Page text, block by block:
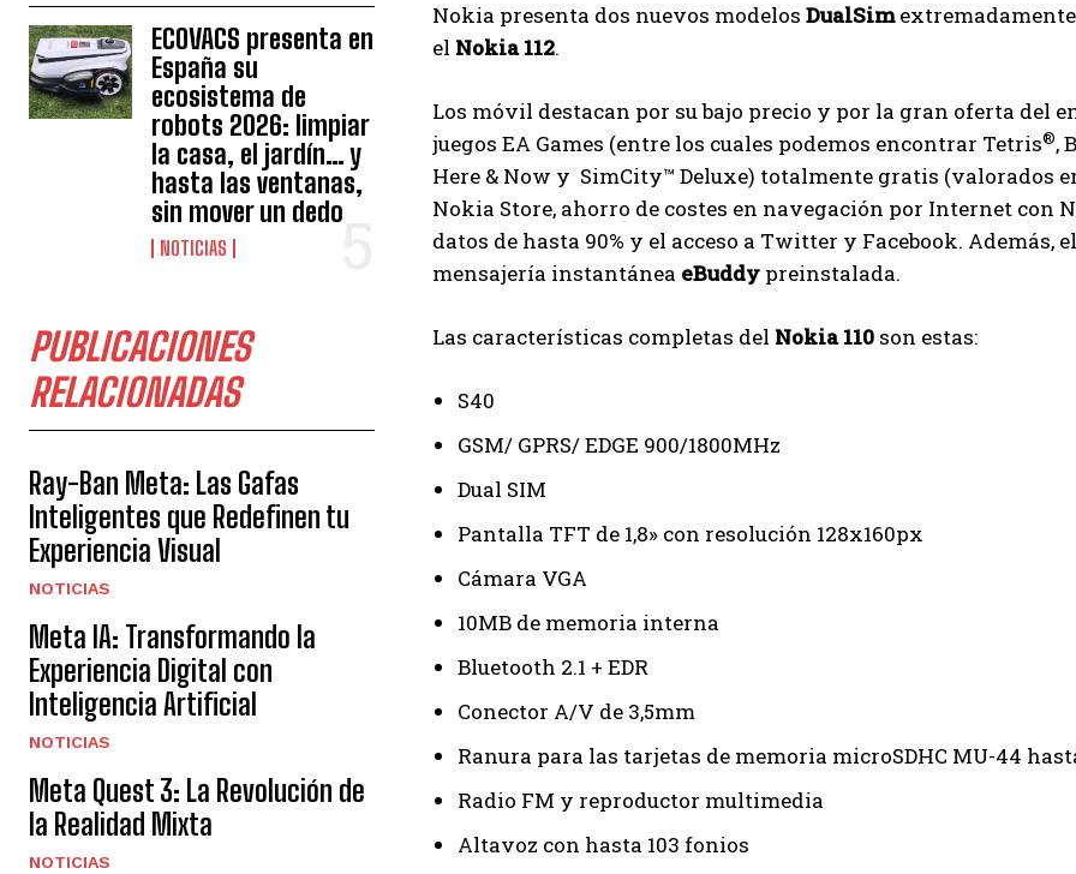
ECOVACS presenta en
España su
ecosistema de
robots 2026: limpiar
la casa, el jardín… y
hasta las ventanas,
sin mover un dedo
NOTICIAS
PUBLICACIONES
RELACIONADAS
Ray-Ban Meta: Las Gafas
Inteligentes que Redefinen tu
Experiencia Visual
NOTICIAS
Meta IA: Transformando la
Experiencia Digital con
Inteligencia Artificial
NOTICIAS
Meta Quest 3: La Revolución de
la Realidad Mixta
NOTICIAS
Nokia presenta dos nuevos modelos DualSimextremadamente
el Nokia 112.
Los móvil destacan por su bajo precio y por la gran oferta del
juegos EA Games (entre los cuales podemos encontrar Tetris®,
Here & Now y SimCity™ Deluxe) totalmente gratis (valorados
Nokia Store, ahorro de costes en navegación por Internet con
datos de hasta 90% y el acceso a Twitter y Facebook. Además, el
mensajería instantánea eBuddy preinstalada.
Las características completas del Nokia 110 son estas:
S40
GSM/ GPRS/ EDGE 900/1800MHz
Dual SIM
Pantalla TFT de 1,8» con resolución 128x160px
Cámara VGA
10MB de memoria interna
Bluetooth 2.1 + EDR
Conector A/V de 3,5mm
Ranura para las tarjetas de memoria microSDHC MU-44
Radio FM y reproductor multimedia
Altavoz con hasta 103 fonios